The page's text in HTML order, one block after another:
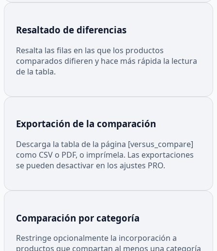
Resaltado de diferencias
Resalta las filas en las que los productos
comparados difieren y hace más rápida la lectura
de la tabla.
Exportación de la comparación
Descarga la tabla de la página [versus_compare]
como CSV o PDF, o imprímela. Las exportaciones
se pueden desactivar en los ajustes PRO.
Comparación por categoría
Restringe opcionalmente la incorporación a
productos que compartan al menos una categoría